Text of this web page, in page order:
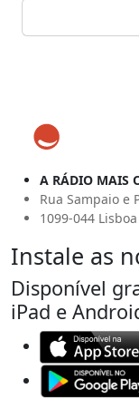
A RÁDIO MAIS
Rua Sampaio e
1099-044 Lisboa
Instale as
Disponível
iPad e